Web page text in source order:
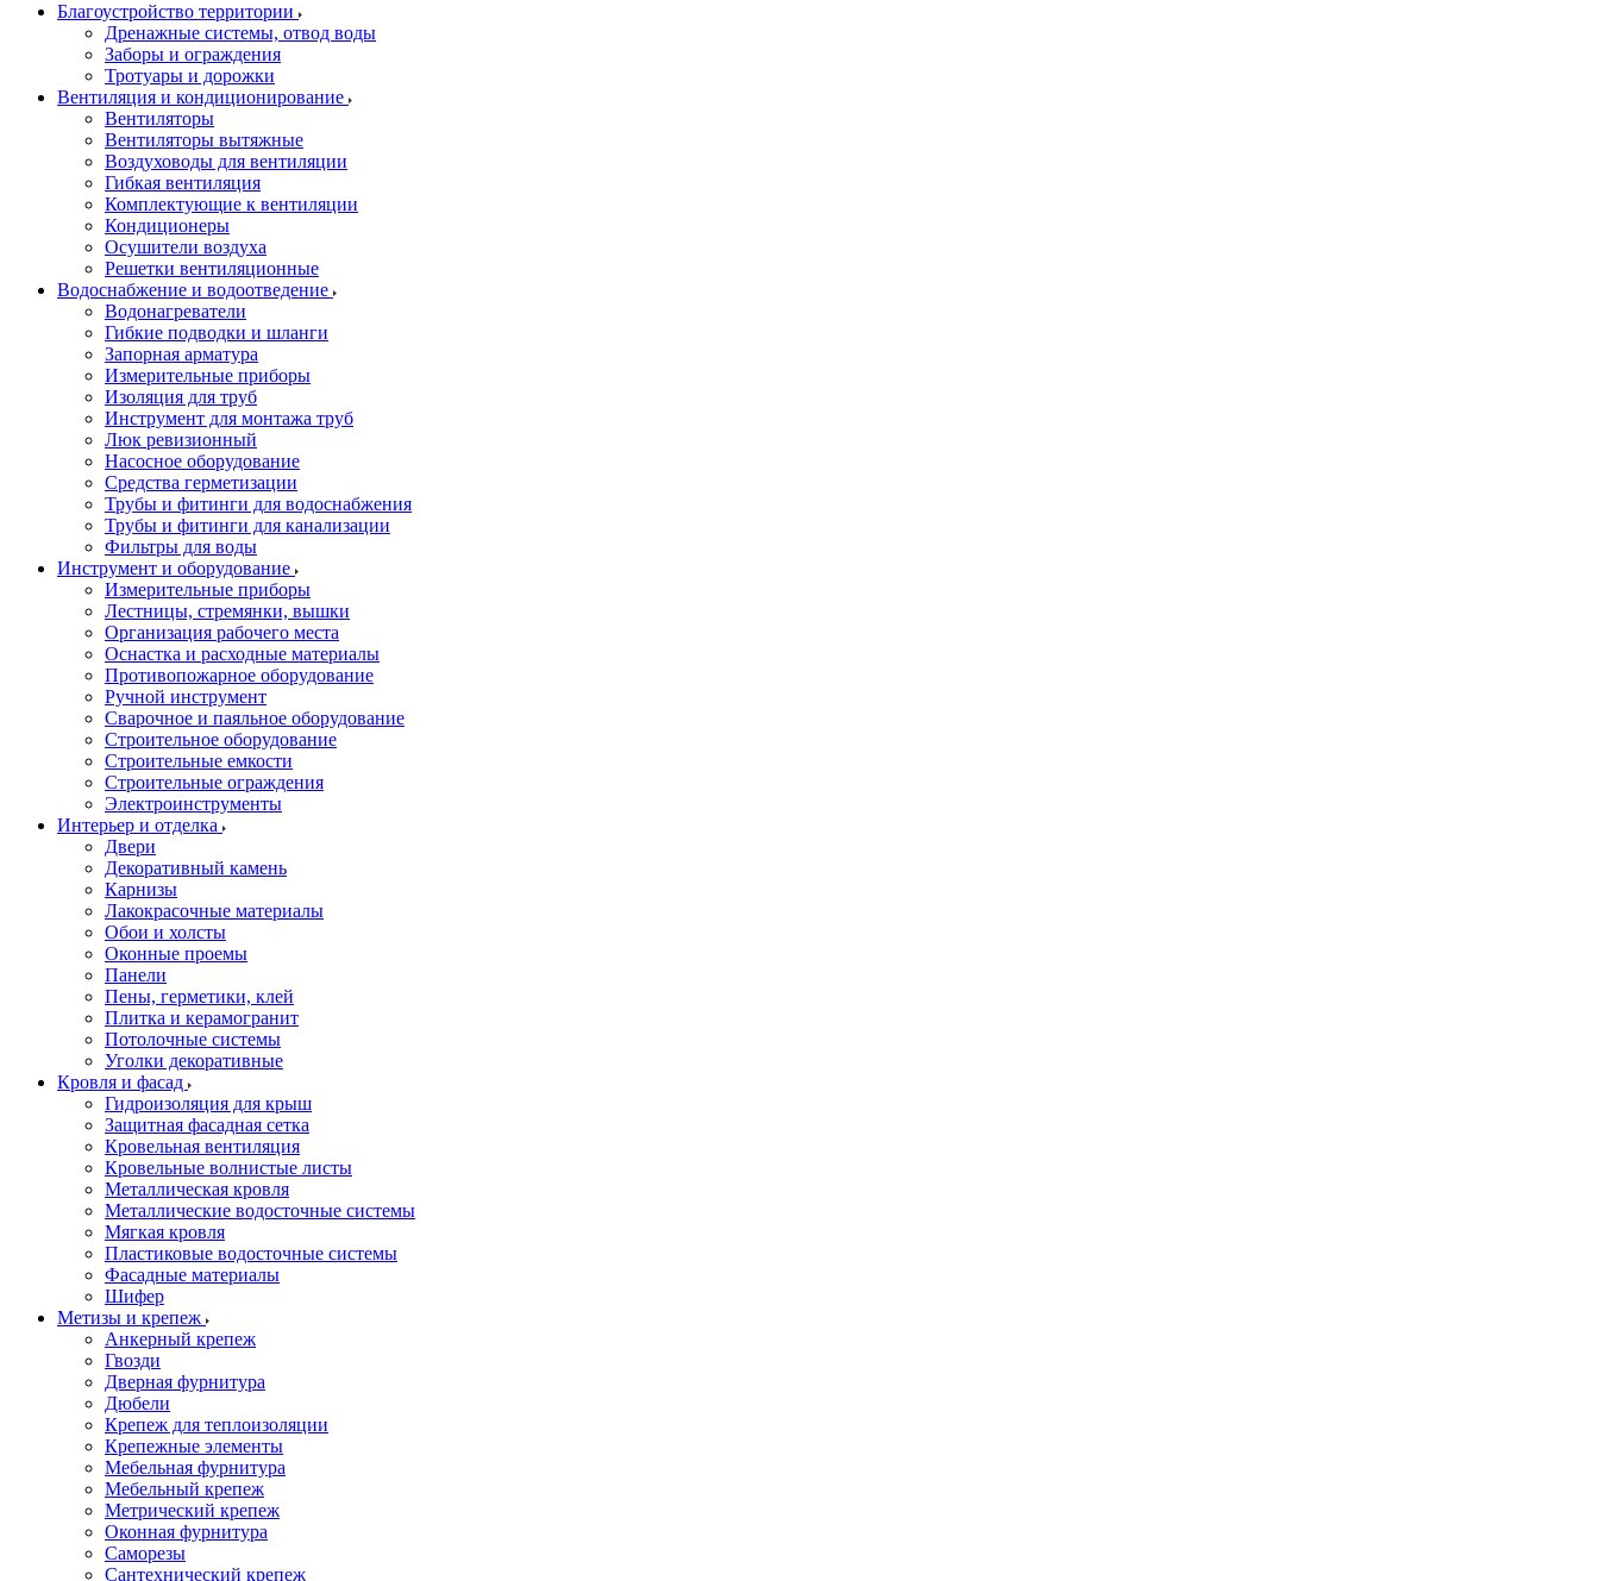
Благоустройство территории
Дренажные системы, отвод воды
Заборы и ограждения
Тротуары и дорожки
Вентиляция и кондиционирование
Вентиляторы
Вентиляторы вытяжные
Воздуховоды для вентиляции
Гибкая вентиляция
Комплектующие к вентиляции
Кондиционеры
Осушители воздуха
Решетки вентиляционные
Водоснабжение и водоотведение
Водонагреватели
Гибкие подводки и шланги
Запорная арматура
Измерительные приборы
Изоляция для труб
Инструмент для монтажа труб
Люк ревизионный
Насосное оборудование
Средства герметизации
Трубы и фитинги для водоснабжения
Трубы и фитинги для канализации
Фильтры для воды
Инструмент и оборудование
Измерительные приборы
Лестницы, стремянки, вышки
Организация рабочего места
Оснастка и расходные материалы
Противопожарное оборудование
Ручной инструмент
Сварочное и паяльное оборудование
Строительное оборудование
Строительные емкости
Строительные ограждения
Электроинструменты
Интерьер и отделка
Двери
Декоративный камень
Карнизы
Лакокрасочные материалы
Обои и холсты
Оконные проемы
Панели
Пены, герметики, клей
Плитка и керамогранит
Потолочные системы
Уголки декоративные
Кровля и фасад
Гидроизоляция для крыш
Защитная фасадная сетка
Кровельная вентиляция
Кровельные волнистые листы
Металлическая кровля
Металлические водосточные системы
Мягкая кровля
Пластиковые водосточные системы
Фасадные материалы
Шифер
Метизы и крепеж
Анкерный крепеж
Гвозди
Дверная фурнитура
Дюбели
Крепеж для теплоизоляции
Крепежные элементы
Мебельная фурнитура
Мебельный крепеж
Метрический крепеж
Оконная фурнитура
Саморезы
Сантехнический крепеж